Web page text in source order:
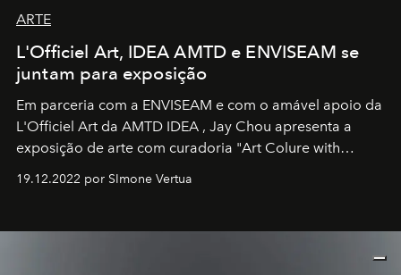
ARTE
L'Officiel Art, IDEA AMTD e ENVISEAM se
juntam para exposição
Em parceria com a ENVISEAM e com o amável apoio da
L'Officiel Art da AMTD IDEA , Jay Chou apresenta a
exposição de arte com curadoria "Art Colure with
19.12.2022 por SImone Vertua